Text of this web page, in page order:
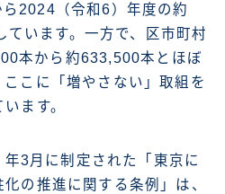
2024（令和6）年度の約
います。一方で、区市町村
本から約633,500本とほぼ
こに「増やさない」取組を
ます。
3月に制定された「東京に
の推進に関する条例」は、